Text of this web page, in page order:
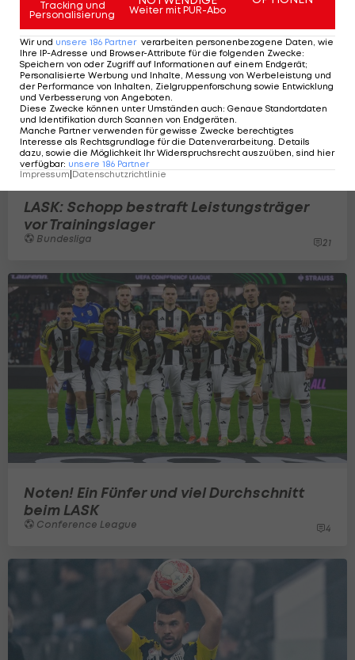
LASK: Schopp bestraft Leistungsträger
vor Trainingslager
Bundesliga 21
Noten! Ein Fünfer und viel Durchschnitt
beim LASK
Conference League 4
Tracking und
Personalisierung
Weiter mit PUR-Abo
Wir und unsere 186 Partner verarbeiten personenbezogene Daten, wie
Ihre IP-Adresse und Browser-Attribute für die folgenden Zwecke:
Speichern von oder Zugriff auf Informationen auf einem Endgerät;
Personalisierte Werbung und Inhalte, Messung von Werbeleistung und
der Performance von Inhalten, Zielgruppenforschung sowie Entwicklung
und Verbesserung von Angeboten.
Diese Zwecke können unter Umständen auch: Genaue Standortdaten
und Identifikation durch Scannen von Endgeräten.
Manche Partner verwenden für gewisse Zwecke berechtigtes
Interesse als Rechtsgrundlage für die Datenverarbeitung. Details
dazu, sowie die Möglichkeit Ihr Widerspruchsrecht auszuüben, sind hier
verfügbar: unsere 186 Partner
Impressum Datenschutzrichtlinie